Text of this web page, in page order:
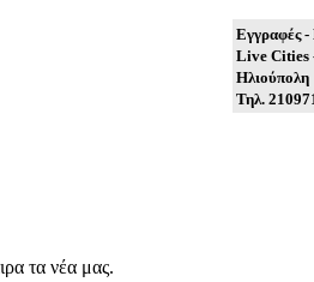
Εγγραφές
Live Cities
Ηλιούπολη
Τηλ.
τα νέα μας.